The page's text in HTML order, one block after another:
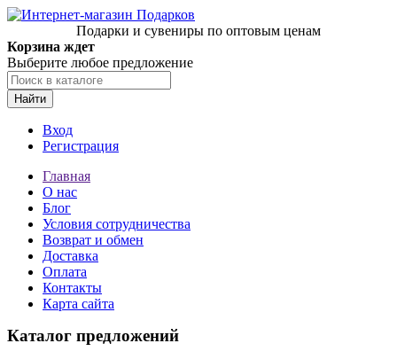
Подарки и сувениры по оптовым ценам
Корзина ждет
Выберите любое предложение
Найти
Вход
Регистрация
Главная
О нас
Блог
Условия сотрудничества
Возврат и обмен
Доставка
Оплата
Контакты
Карта сайта
Каталог предложений